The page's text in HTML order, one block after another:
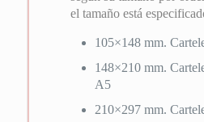
el tamaño está
105×148 mm.
148×210 mm.
A5
210×297 mm.